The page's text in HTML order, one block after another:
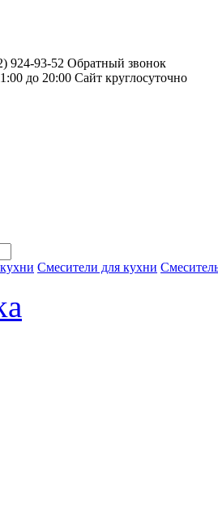
924-93-52 Обратный звонок
до 20:00 Сайт круглосуточно
Смесители для кухни